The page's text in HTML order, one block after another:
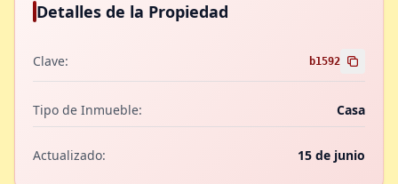
Detalles de la Propiedad
Clave: b1592
Tipo de Inmueble: Casa
Actualizado: 15 de junio